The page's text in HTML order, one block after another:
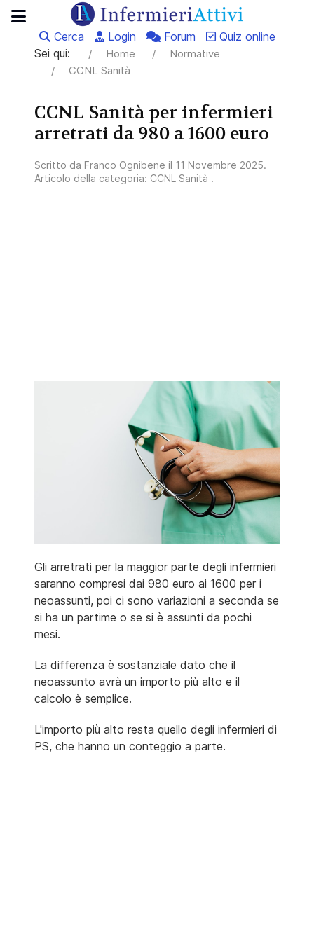
Cerca Login Forum
Quiz online
Sei qui:
Home
Normative
CCNL Sanità
CCNL Sanità per infermieri
arretrati da 980 a 1600 euro
Scritto da Franco Ognibene il 11 Novembre 2025.
Articolo della categoria: CCNL Sanità .
Gli arretrati per la maggior parte degli infermieri
saranno compresi dai 980 euro ai 1600 per i
neoassunti, poi ci sono variazioni a seconda se
si ha un partime o se si è assunti da pochi
mesi.
La differenza è sostanziale dato che il
neoassunto avrà un importo più alto e il
calcolo è semplice.
L'importo più alto resta quello degli infermieri di
PS, che hanno un conteggio a parte.